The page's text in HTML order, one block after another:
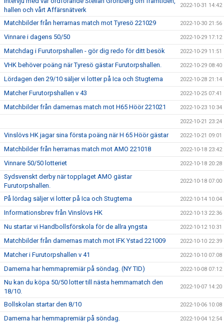
hallen och vårt Affärsnätverk
2022-10-31 14:42
Matchbilder från herrarnas match mot Tyresö 221029 2022-10-30 21:56
Vinnare i dagens 50/50 2022-10-29 17:12
Matchdag i Furutorpshallen - gör dig redo för ditt besök 2022-10-29 11:51
VHK behöver poäng när Tyresö gästar Furutorpshallen. 2022-10-29 08:40
Lördagen den 29/10 säljer vi lotter på Ica och Stugtema 2022-10-28 21:14
Matcher Furutorpshallen v 43 2022-10-25 07:41
Matchbilder från damernas match mot H65 Höör 221021 2022-10-23 10:34
2022-10-21 23:24
Vinslövs HK jagar sina första poäng när H 65 Höör gästar 2022-10-21 09:01
Matchbilder från herrarnas match mot AMO 221018 2022-10-18 23:42
Vinnare 50/50 lotteriet 2022-10-18 20:28
Sydsvenskt derby när topplaget AMO gästar
Furutorpshallen.
2022-10-18 07:00
På lördag säljer vi lotter på Ica och Stugtema 2022-10-14 10:04
Informationsbrev från Vinslövs HK 2022-10-13 22:36
Nu startar vi Handbollsförskola för de allra yngsta 2022-10-12 10:31
Matchbilder från damernas match mot IFK Ystad 221009 2022-10-10 22:39
Matcher i Furutorpshallen v 41 2022-10-10 07:08
Damerna har hemmapremiär på söndag. (NY TID) 2022-10-08 07:12
Nu kan du köpa 50/50 lotter till nästa hemmamatch den
18/10.
2022-10-07 14:20
Bollskolan startar den 8/10 2022-10-06 10:08
Damerna har hemmapremiär på söndag. 2022-10-04 12:54